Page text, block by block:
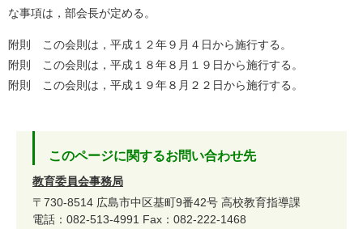
な事項は，部会長が定める。
附則 この会則は，平成１２年９月４日から施行する。
附則 この会則は，平成１８年８月１９日から施行する。
附則 この会則は，平成１９年８月２２日から施行する。
このページに関するお問い合わせ先
教育委員会事務局
〒730-8514 広島市中区基町9番42号 高校教育指導課
電話：082-513-4991 Fax：082-222-1468